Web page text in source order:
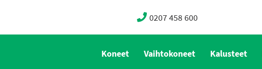
0207 458 600
Koneet Vaihtokoneet Kalusteet